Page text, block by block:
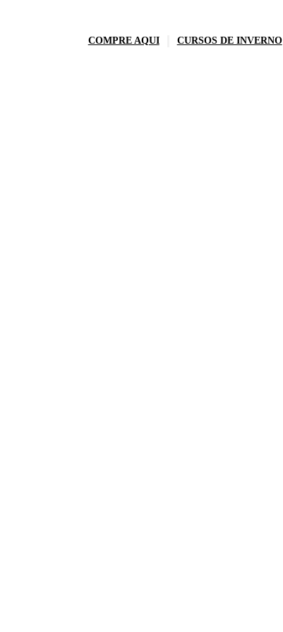
COMPRE AQUI CURSOS DE INVERNO